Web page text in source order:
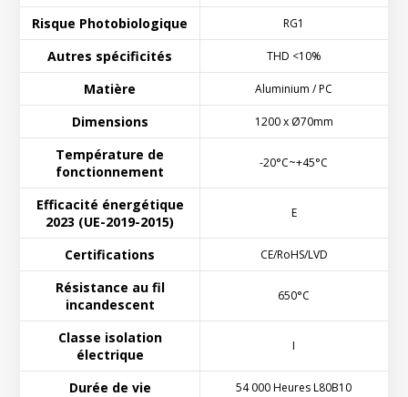
Risque Photobiologique RG1
Autres spécificités THD <10%
Matière Aluminium / PC
Dimensions 1200 x Ø70mm
Température de
fonctionnement
-20°C~+45°C
Efficacité énergétique
2023 (UE-2019-2015)
E
Certifications CE/RoHS/LVD
Résistance au fil
incandescent
650°C
Classe isolation
électrique
I
Durée de vie 54 000 Heures L80B10